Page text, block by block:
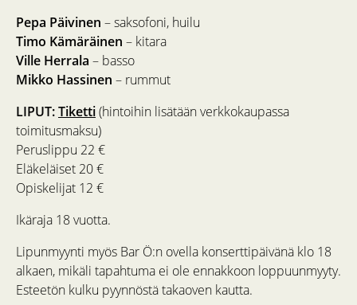
Pepa Päivinen – saksofoni, huilu
Timo Kämäräinen – kitara
Ville Herrala – basso
Mikko Hassinen – rummut
LIPUT:Tiketti(hintoihin lisätään verkkokaupassa
toimitusmaksu)
Peruslippu 22 €
Eläkeläiset 20 €
Opiskelijat 12 €
Ikäraja 18 vuotta.
Lipunmyynti myös Bar Ö:n ovella konserttipäivänä klo 18
alkaen, mikäli tapahtuma ei ole ennakkoon loppuunmyyty.
Esteetön kulku pyynnöstä takaoven kautta.